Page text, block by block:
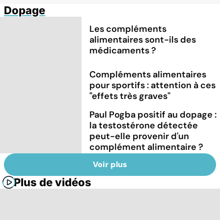
Dopage
Les compléments
alimentaires sont-ils des
médicaments ?
Compléments alimentaires
pour sportifs : attention à ces
"effets très graves"
Paul Pogba positif au dopage :
la testostérone détectée
peut-elle provenir d'un
complément alimentaire ?
Voir plus
Plus de vidéos